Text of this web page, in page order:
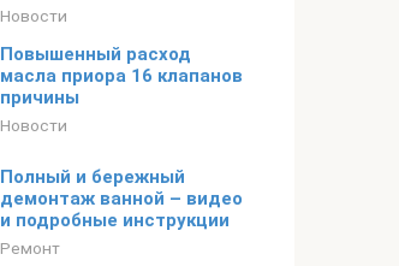
Новости
Повышенный расход
масла приора 16 клапанов
причины
Новости
Полный и бережный
демонтаж ванной – видео
и подробные инструкции
Ремонт